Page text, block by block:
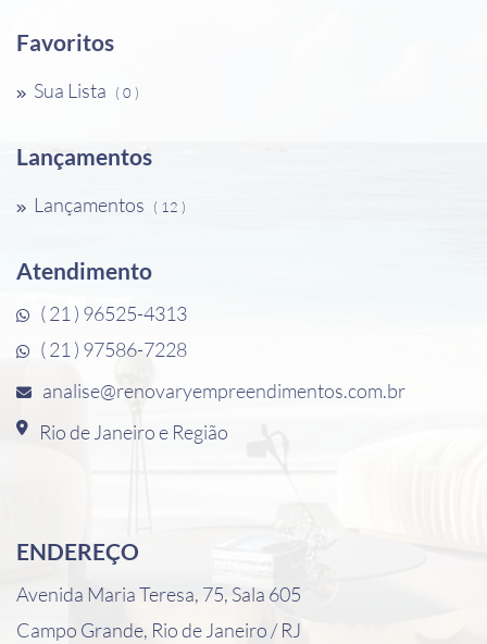
Favoritos
Sua Lista ( 0 )
Lançamentos
Lançamentos ( 12 )
Atendimento
( 21 ) 96525-4313
( 21 ) 97586-7228
analise@renovaryempreendimentos.com.br
Rio de Janeiro e Região
ENDEREÇO
Avenida Maria Teresa, 75, Sala 605
Campo Grande, Rio de Janeiro / RJ